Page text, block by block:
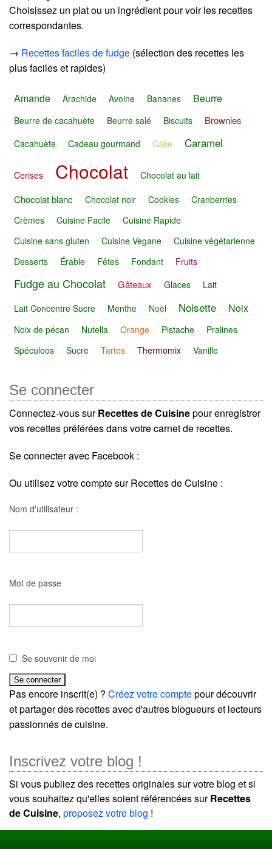
Choisissez un plat ou un ingrédient pour voir les recettes
correspondantes.
→ Recettes faciles de fudge (sélection des recettes les
plus faciles et rapides)
Amande Arachide Avoine Bananes Beurre
Beurre de cacahuète Beurre salé Biscuits Brownies
Cacahuète Cadeau gourmand Cake Caramel
Cerises Chocolat Chocolat au lait
Chocolat blanc Chocolat noir Cookies
Cranberries
Crèmes
Cuisine Facile
Cuisine Rapide
Cuisine sans gluten
Cuisine Vegane
Cuisine végétarienne
Desserts
Érable Fêtes Fondant Fruits
Fudge au Chocolat Gâteaux Glaces
Lait
Lait Concentre Sucre
Menthe Noël Noisette Noix
Noix de pécan Nutella Orange Pistache
Pralines
Spéculoos
Sucre Tartes Thermomix Vanille
Se connecter
Connectez-vous surRecettes de Cuisinepour enregistrer
vos recettes préférées dans votre carnet de recettes.
Se connecter avec Facebook :
Ou utilisez votre compte sur Recettes de Cuisine :
Nom d'utilisateur :
Mot de passe
Se souvenir de moi
Pas encore inscrit(e) ? Créez votre comptepour découvrir
et partager des recettes avec d'autres blogueurs et lecteurs
passionnés de cuisine.
Inscrivez votre blog !
Si vous publiez des recettes originales sur votre blog et si
vous souhaitez qu'elles soient référencées surRecettes
de Cuisine, proposez votre blog !